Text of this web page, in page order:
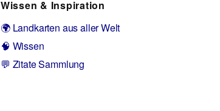
Wissen & Inspiration
🌍 Landkarten aus aller Welt
🧠 Wissen
💬 Zitate Sammlung